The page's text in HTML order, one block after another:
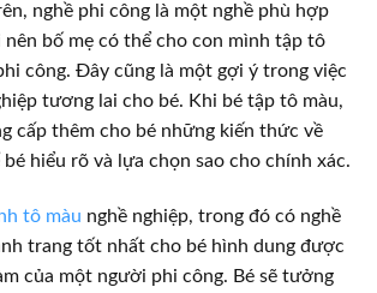
nghề phi công là một nghề phù hợp
bố mẹ có thể cho con mình tập tô
công. Đây cũng là một gợi ý trong việc
tương lai cho bé. Khi bé tập tô màu,
cấp thêm cho bé những kiến thức về
bé hiểu rõ và lựa chọn sao cho chính xác.
tô màu nghề nghiệp, trong đó có nghề
trang tốt nhất cho bé hình dung được
của một người phi công. Bé sẽ tưởng